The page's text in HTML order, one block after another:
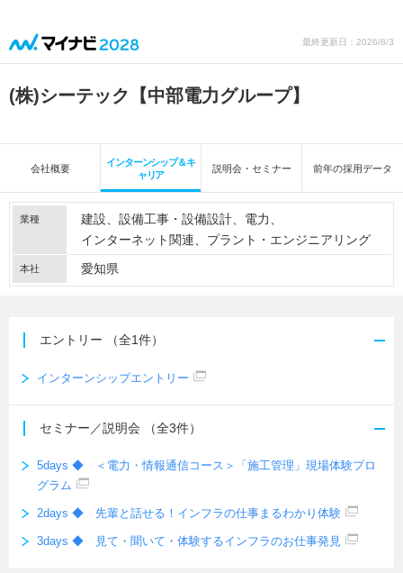
最終更新日：2026/8/3
(株)シーテック【中部電力グループ】
会社概要
インターンシップ＆キ
ャリア
説明会・セミナー 前年の採用データ
業種 建設 設備工事・設備設計
電力
インターネット関連
プラント・エンジニアリング
本社 愛知県
エントリー （全1件）
インターンシップエントリー
セミナー／説明会 （全3件）
5days ◆ ＜電力・情報通信コース＞「施工管理」現場体験プロ
グラム
2days ◆ 先輩と話せる！インフラの仕事まるわかり体験
3days ◆ 見て・聞いて・体験するインフラのお仕事発見